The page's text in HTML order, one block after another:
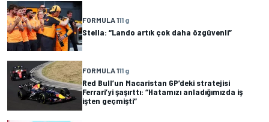
FORMULA 111 g
Stella: “Lando artık çok daha özgüvenli”
FORMULA 111 g
Red Bull’un Macaristan GP’deki stratejisi
Ferrari’yi şaşırttı: “Hatamızı anladığımızda iş
işten geçmişti”